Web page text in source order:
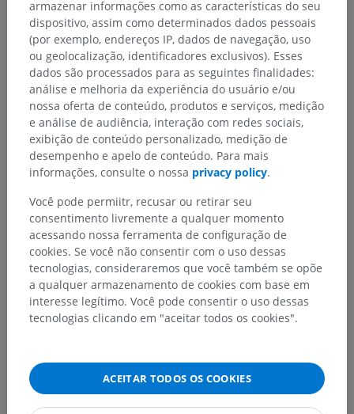
exploring Alzheimer’s disease, certain psychiatric
affections, inflammatory, tumoral, vascular, traumatic
(irreversible comas) pathologies or drug-resistant
epilepsies.
ANTERIOR PRÓXIMO
Diffusion-weighted and Diffusion Tensor MR imaging
(5)
Principles of diffusion imaging
Diffusion-weighted sequences
Artifacts and image quality in diffusion imaging
Main applications of diffusion
armazenar informações como as características do seu
dispositivo, assim como determinados dados pessoais
(por exemplo, endereços IP, dados de navegação, uso
ou geolocalização, identificadores exclusivos). Esses
dados são processados para as seguintes finalidades:
análise e melhoria da experiência do usuário e/ou
nossa oferta de conteúdo, produtos e serviços, medição
e análise de audiência, interação com redes sociais,
exibição de conteúdo personalizado, medição de
desempenho e apelo de conteúdo. Para mais
informações, consulte o nossa privacy policy.
Você pode permiitr, recusar ou retirar seu
consentimento livremente a qualquer momento
acessando nossa ferramenta de configuração de
cookies. Se você não consentir com o uso dessas
tecnologias, consideraremos que você também se opõe
a qualquer armazenamento de cookies com base em
interesse legítimo. Você pode consentir o uso dessas
tecnologias clicando em "aceitar todos os cookies".
ACEITAR TODOS OS COOKIES